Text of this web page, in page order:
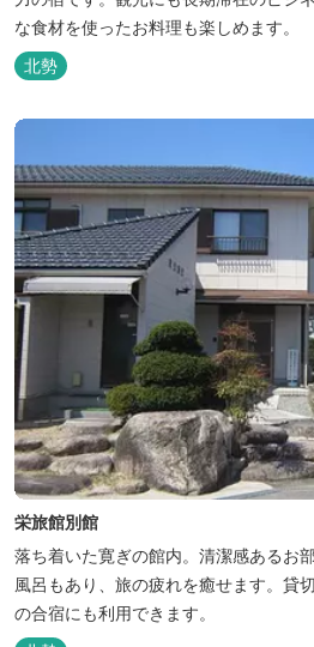
な食材を使ったお料理も楽しめます。
北勢
栄旅館別館
落ち着いた寛ぎの館内。清潔感あるお
風呂もあり、旅の疲れを癒せます。貸
の合宿にも利用できます。